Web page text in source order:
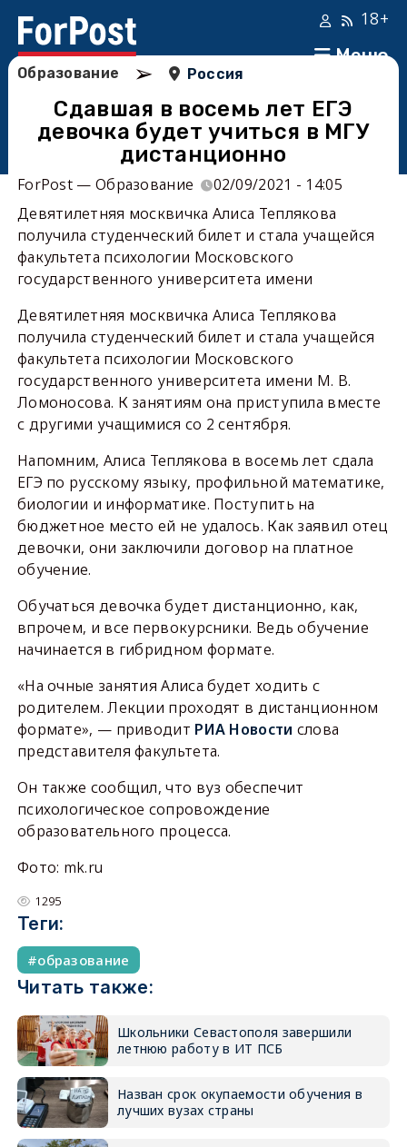
Меню
18+
Образование ➢ Россия
Сдавшая в восемь лет ЕГЭ
девочка будет учиться в МГУ
дистанционно
ForPost — Образование
02/09/2021 - 14:05
Девятилетняя москвичка Алиса Теплякова
получила студенческий билет и стала учащейся
факультета психологии Московского
государственного университета имени
Девятилетняя москвичка Алиса Теплякова
получила студенческий билет и стала учащейся
факультета психологии Московского
государственного университета имени М. В.
Ломоносова. К занятиям она приступила вместе
с другими учащимися со 2 сентября.
Напомним, Алиса Теплякова в восемь лет сдала
ЕГЭ по русскому языку, профильной математике,
биологии и информатике. Поступить на
бюджетное место ей не удалось. Как заявил отец
девочки, они заключили договор на платное
обучение.
Обучаться девочка будет дистанционно, как,
впрочем, и все первокурсники. Ведь обучение
начинается в гибридном формате.
«На очные занятия Алиса будет ходить с
родителем. Лекции проходят в дистанционном
формате», — приводит РИА Новости слова
представителя факультета.
Он также сообщил, что вуз обеспечит
психологическое сопровождение
образовательного процесса.
Фото: mk.ru
1295
Теги:
образование
Читать также:
Школьники Севастополя завершили
летнюю работу в ИТ ПСБ
Назван срок окупаемости обучения в
лучших вузах страны